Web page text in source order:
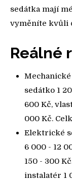
sedátka mají
vyměníte kvůli
Reálné
Mechanické
sedátko 1
600 Kč,
000 Kč.
Elektrické
6 000 - 12
150 - 300
instalatér 1